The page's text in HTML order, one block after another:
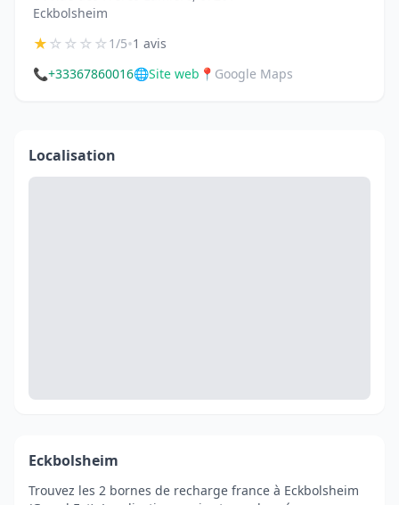
Eckbolsheim
★☆☆☆☆1/5•1 avis
📞+33367860016🌐Site web 📍 Google Maps
Localisation
Eckbolsheim
Trouvez les 2 bornes de recharge france à Eckbolsheim